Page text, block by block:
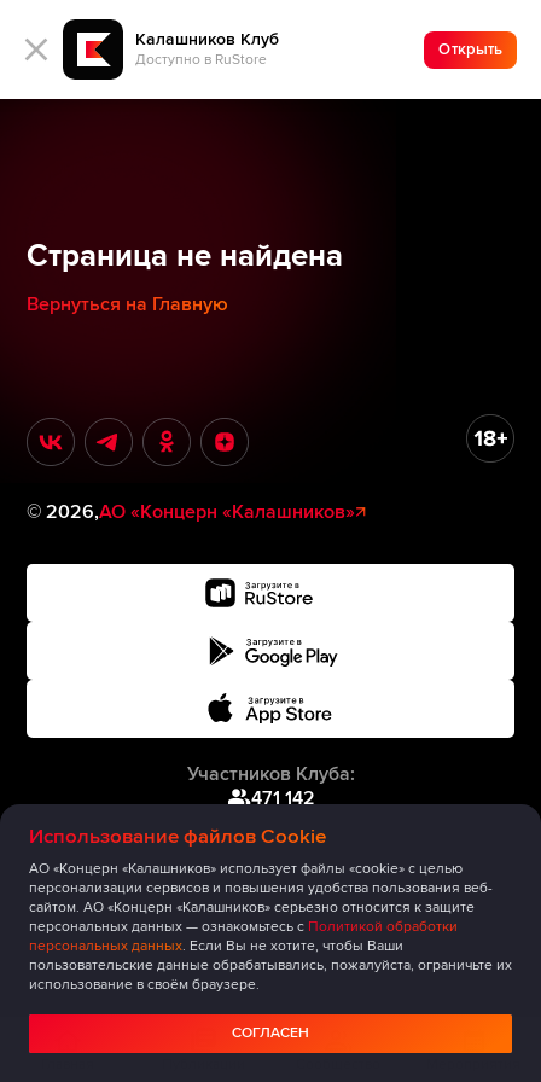
Калашников Клуб
Доступно в RuStore
Открыть
Использование файлов Cookie
АО «Концерн «Калашников» использует файлы «cookie» с целью
персонализации сервисов и повышения удобства пользования веб-
сайтом. АО «Концерн «Калашников» серьезно относится к защите
персональных данных — ознакомьтесь с Политикой обработки
персональных данных. Если Вы не хотите, чтобы Ваши
пользовательские данные обрабатывались, пожалуйста, ограничьте их
использование в своём браузере.
СОГЛАСЕН
Страница не найдена
Вернуться на Главную
©2026,АО «Концерн «Калашников»
Участников Клуба:
471 142